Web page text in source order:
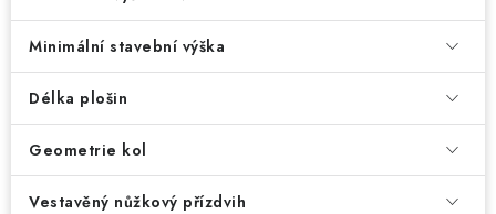
Minimální stavební výška
Délka plošin
Geometrie kol
Vestavěný nůžkový přízdvih